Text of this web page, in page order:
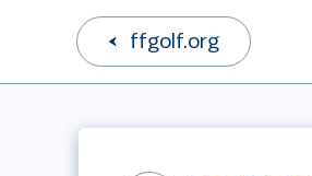
ffgolf.org